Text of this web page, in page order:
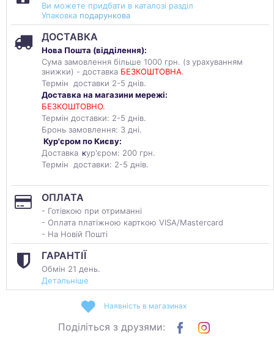
Ви можете придбати в каталозі разділ
Упаковка подарункова
ДОСТАВКА
Нова Пошта (відділення):
Сума замовлення більше 1000 грн. (з урахуванням
знижки) - доставка БЕЗКОШТОВНА.
Термін доставки 2-5 днів.
Доставка на магазини мережі:
БЕЗКОШТОВНО.
Термін доставки: 2-5 днів.
Бронь замовлення: 3 дні.
Кур'єром по Києву:
Доставка кур'єром: 200 грн.
Термін доставки: 2-5 днів.
ОПЛАТА
- Готівкою при отриманні
- Оплата платіжною карткою VISA/Mastercard
- На Новій Пошті
ГАРАНТІЇ
Обмін 21 день.
Детальніше
Наявність в магазинах
Поділіться з друзями: